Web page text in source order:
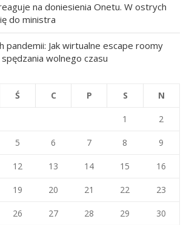
na doniesienia Onetu. W ostrych
do ministra
pandemii: Jak wirtualne escape roomy
wolnego czasu
Ś C P S N
1 2
5 6 7 8 9
12 13 14 15 16
19 20 21 22 23
26 27 28 29 30